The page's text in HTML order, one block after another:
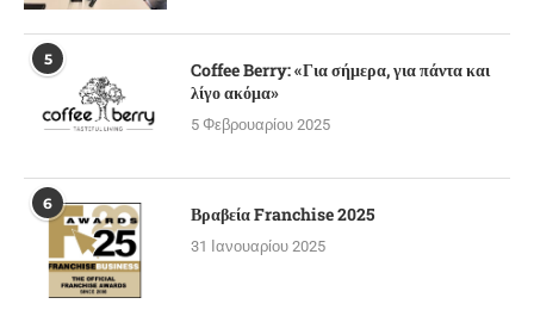
5
Coffee Berry: «Για σήμερα, για πάντα και
λίγο ακόμα»
5 Φεβρουαρίου 2025
6 Βραβεία Franchise 2025
31 Ιανουαρίου 2025